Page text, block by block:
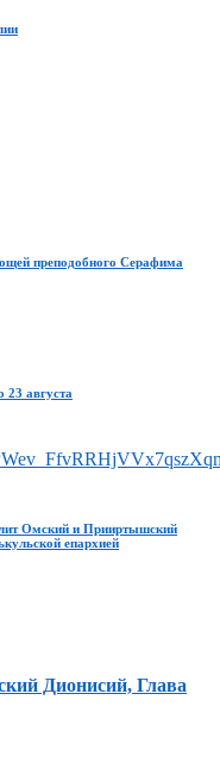
преподобного Серафима
23 августа
Омский и Прииртышский
епархией
Дионисий, Глава